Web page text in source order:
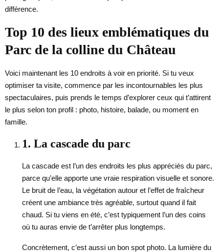
différence.
Top 10 des lieux emblématiques du
Parc de la colline du Château
Voici maintenant les 10 endroits à voir en priorité. Si tu veux
optimiser ta visite, commence par les incontournables les plus
spectaculaires, puis prends le temps d’explorer ceux qui t’attirent
le plus selon ton profil : photo, histoire, balade, ou moment en
famille.
1. La cascade du parc
La cascade est l’un des endroits les plus appréciés du parc,
parce qu’elle apporte une vraie respiration visuelle et sonore.
Le bruit de l’eau, la végétation autour et l’effet de fraîcheur
créent une ambiance très agréable, surtout quand il fait
chaud. Si tu viens en été, c’est typiquement l’un des coins
où tu auras envie de t’arrêter plus longtemps.
Concrètement, c’est aussi un bon spot photo. La lumière du